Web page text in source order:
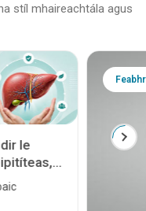
stíl mhaireachtála agus
le
Ae